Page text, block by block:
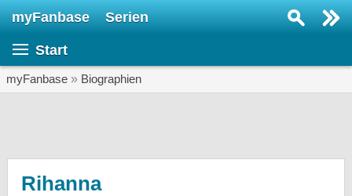
myFanbase Serien
Start
myFanbase » Biographien
Rihanna